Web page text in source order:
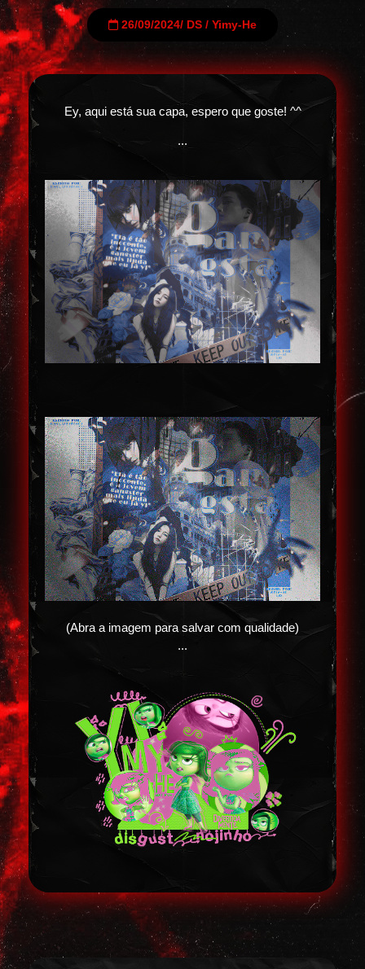
26/09/2024/ DS / Yimy-He
Ey, aqui está sua capa, espero que goste! ^^
...
(Abra a imagem para salvar com qualidade)
...